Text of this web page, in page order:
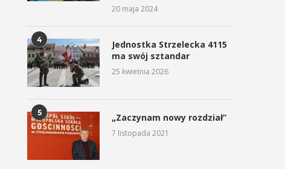
Energylandia Rally Team
20 maja 2024
4
Jednostka Strzelecka 4115
ma swój sztandar
25 kwietnia 2026
5 „Zaczynam nowy rozdział”
7 listopada 2021